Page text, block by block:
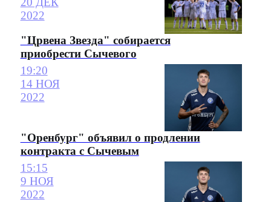
2022
"Црвена Звезда" собирается
приобрести Сычевого
19:20
14 НОЯ
2022
"Оренбург" объявил о продлении
контракта с Сычевым
15:15
9 НОЯ
2022